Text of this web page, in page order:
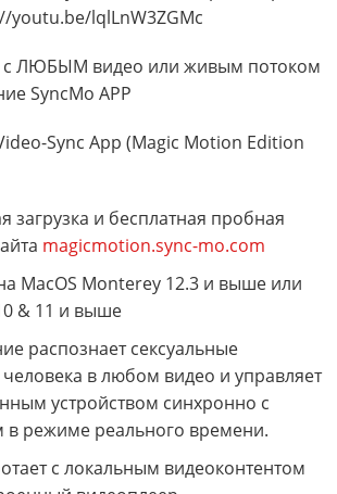
youtu.be/lqlLnW3ZGMc
с ЛЮБЫМ видео или живым потоком
SyncMo APP
Sync App (Magic Motion Edition
загрузка и бесплатная пробная
magicmotion.sync-mo.com
MacOS Monterey 12.3 и выше или
& 11 и выше
распознает сексуальные
в любом видео и управляет
устройством синхронно с
в режиме реального времени.
с локальным видеоконтентом